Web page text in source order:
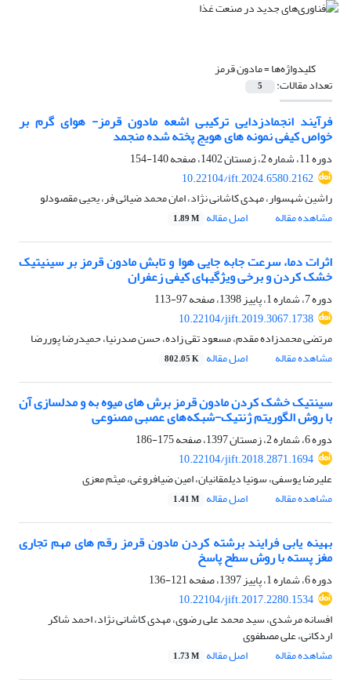
کلیدواژه‌ها =مادون قرمز
تعداد مقالات: 5
فرآیند انجمادزدایی ترکیبی اشعه مادون قرمز- هوای گرم بر
خواص کیفی نمونه های هویج پخته شده منجمد
دوره 11، شماره 2، زمستان 1402، صفحه
140-154
10.22104/ift.2024.6580.2162
راشین شهسوار، مهدی کاشانی نژاد، امان محمد ضیائی فر، یحیی مقصودلو
مشاهده مقاله
اصل مقاله 1.89 M
اثرات دما، سرعت جابه جایی هوا و تابش مادون قرمز بر سینیتیک
خشک کردن و برخی ویژگیهای کیفی زعفران
دوره 7، شماره 1، پاییز 1398، صفحه
97-113
10.22104/jift.2019.3067.1738
مرتضی محمدزاده مقدم، مسعود تقی زاده، حسن صدرنیا، حمیدرضا پوررضا
مشاهده مقاله
اصل مقاله 802.05 K
سینتیک خشک کردن مادون قرمز برش های میوه به و مدلسازی آن
با روش الگوریتم ژنتیک-شبکه‌های عصبی مصنوعی
دوره 6، شماره 2، زمستان 1397، صفحه
175-186
10.22104/jift.2018.2871.1694
علیرضا یوسفی، سونیا دیلمقانیان، امین ضیافروغی، میثم معزی
مشاهده مقاله
اصل مقاله 1.41 M
بهینه یابی فرایند برشته کردن مادون قرمز رقم های مهم تجاری
مغز پسته با روش سطح پاسخ
دوره 6، شماره 1، پاییز 1397، صفحه
121-136
10.22104/jift.2017.2280.1534
افسانه مرشدی، سید محمد علی رضوی، مهدی کاشانی نژاد، احمد شاکر
اردکانی، علی مصطفوی
مشاهده مقاله
اصل مقاله 1.73 M